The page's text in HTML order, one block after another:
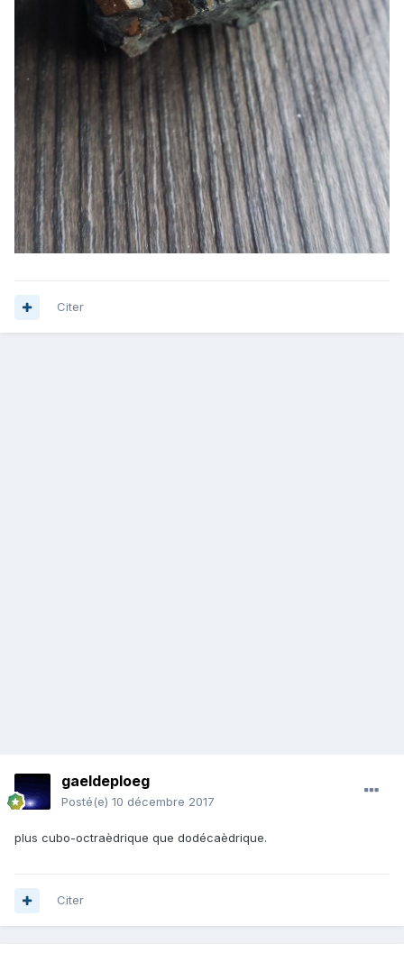
Citer
gaeldeploeg
Posté(e) 10 décembre 2017
plus cubo-octraèdrique que dodécaèdrique.
Citer